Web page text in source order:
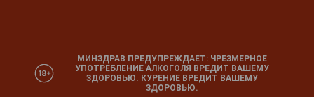
МИНЗДРАВ ПРЕДУПРЕЖДАЕТ: ЧРЕЗМЕРНОЕ
УПОТРЕБЛЕНИЕ АЛКОГОЛЯ ВРЕДИТ ВАШЕМУ
ЗДОРОВЬЮ. КУРЕНИЕ ВРЕДИТ ВАШЕМУ
ЗДОРОВЬЮ.